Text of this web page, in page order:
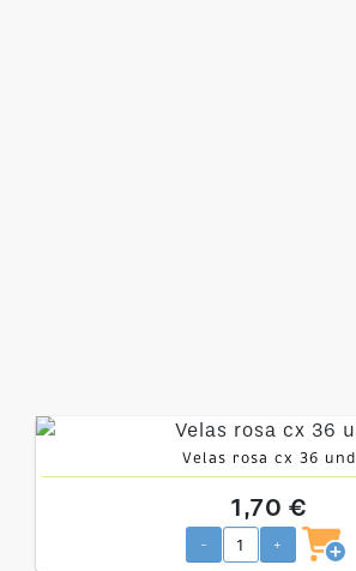
Velas rosa cx 36 und
1,70 €
- +